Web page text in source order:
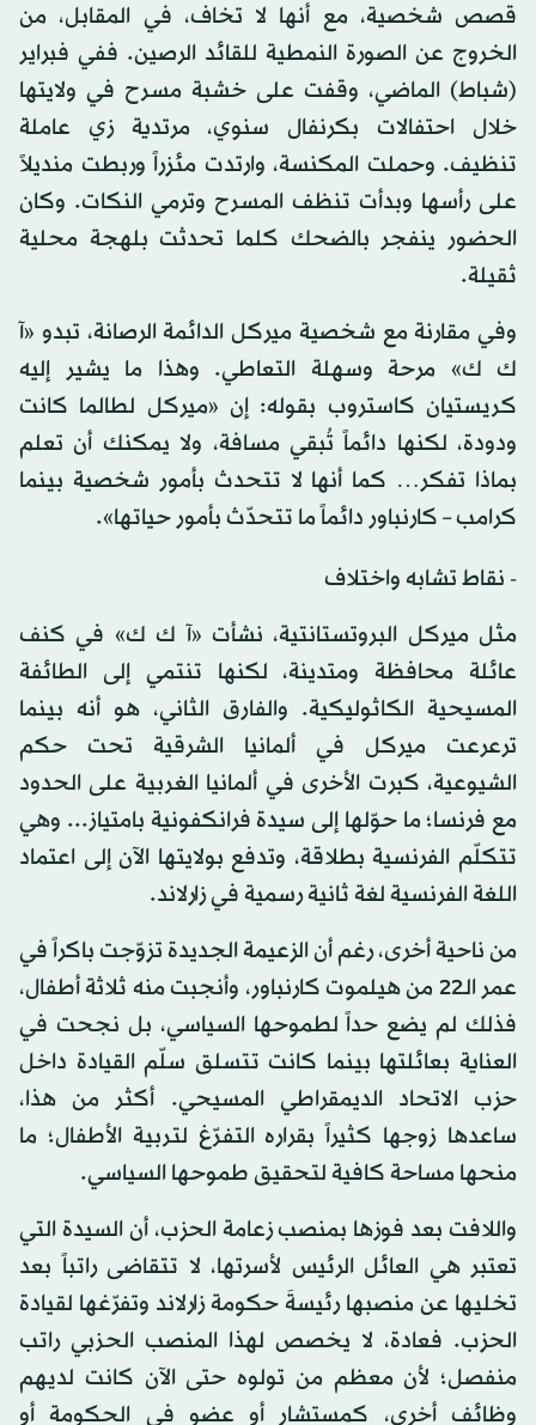
قصص شخصية، مع أنها لا تخاف، في المقابل، من
الخروج عن الصورة النمطية للقائد الرصين. ففي فبراير
(شباط) الماضي، وقفت على خشبة مسرح في ولايتها
خلال احتفالات بكرنفال سنوي، مرتدية زي عاملة
تنظيف. وحملت المكنسة، وارتدت مئزراً وربطت منديلاً
على رأسها وبدأت تنظف المسرح وترمي النكات. وكان
الحضور ينفجر بالضحك كلما تحدثت بلهجة محلية
ثقيلة.
وفي مقارنة مع شخصية ميركل الدائمة الرصانة، تبدو «آ
ك ك» مرحة وسهلة التعاطي. وهذا ما يشير إليه
كريستيان كاستروب بقوله: إن «ميركل لطالما كانت
ودودة، لكنها دائماً تُبقي مسافة، ولا يمكنك أن تعلم
بماذا تفكر… كما أنها لا تتحدث بأمور شخصية بينما
كرامب – كارنباور دائماً ما تتحدّث بأمور حياتها».
- نقاط تشابه واختلاف
مثل ميركل البروتستانتية، نشأت «آ ك ك» في كنف
عائلة محافظة ومتدينة، لكنها تنتمي إلى الطائفة
المسيحية الكاثوليكية. والفارق الثاني، هو أنه بينما
ترعرعت ميركل في ألمانيا الشرقية تحت حكم
الشيوعية، كبرت الأخرى في ألمانيا الغربية على الحدود
مع فرنسا؛ ما حوّلها إلى سيدة فرانكفونية بامتياز... وهي
تتكلّم الفرنسية بطلاقة، وتدفع بولايتها الآن إلى اعتماد
اللغة الفرنسية لغة ثانية رسمية في زارلاند.
من ناحية أخرى، رغم أن الزعيمة الجديدة تزوّجت باكراً في
عمر الـ22 من هيلموت كارنباور، وأنجبت منه ثلاثة أطفال،
فذلك لم يضع حداً لطموحها السياسي، بل نجحت في
العناية بعائلتها بينما كانت تتسلق سلّم القيادة داخل
حزب الاتحاد الديمقراطي المسيحي. أكثر من هذا،
ساعدها زوجها كثيراً بقراره التفرّغ لتربية الأطفال؛ ما
منحها مساحة كافية لتحقيق طموحها السياسي.
واللافت بعد فوزها بمنصب زعامة الحزب، أن السيدة التي
تعتبر هي العائل الرئيس لأسرتها، لا تتقاضى راتباً بعد
تخليها عن منصبها رئيسةَ حكومة زارلاند وتفرّغها لقيادة
الحزب. فعادة، لا يخصص لهذا المنصب الحزبي راتب
منفصل؛ لأن معظم من تولوه حتى الآن كانت لديهم
وظائف أخرى، كمستشار أو عضو في الحكومة أو